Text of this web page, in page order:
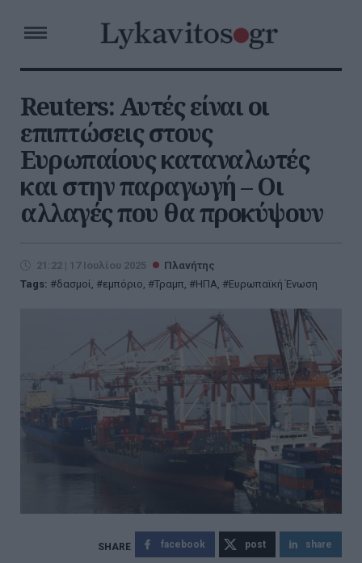
Reuters: Αυτές είναι οι
επιπτώσεις στους
Ευρωπαίους καταναλωτές
και στην παραγωγή – Οι
αλλαγές που θα προκύψουν
21:22 | 17 Ιουλίου 2025
Πλανήτης
Tags:
δασμοί, εμπόριο, Τραμπ, ΗΠΑ, Ευρωπαϊκή Ένωση
facebook post share